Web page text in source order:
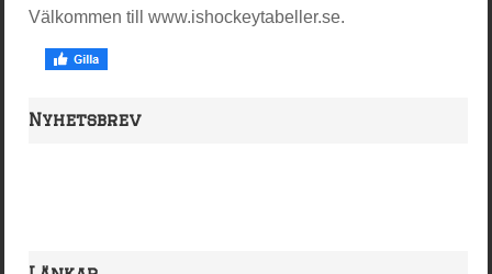
Välkommen till www.ishockeytabeller.se.
Nyhetsbrev